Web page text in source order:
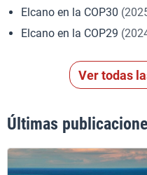
Elcano en la COP30
Elcano en la COP29
Ver todas
Últimas